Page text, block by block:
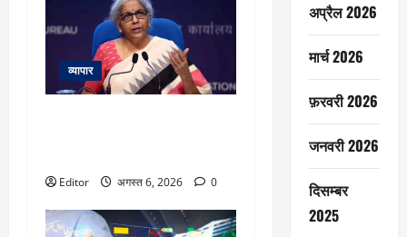
व्यापार
Editor अगस्त 6, 2026 0
अप्रैल 2026
मार्च 2026
फ़रवरी 2026
जनवरी 2026
दिसम्बर
2025